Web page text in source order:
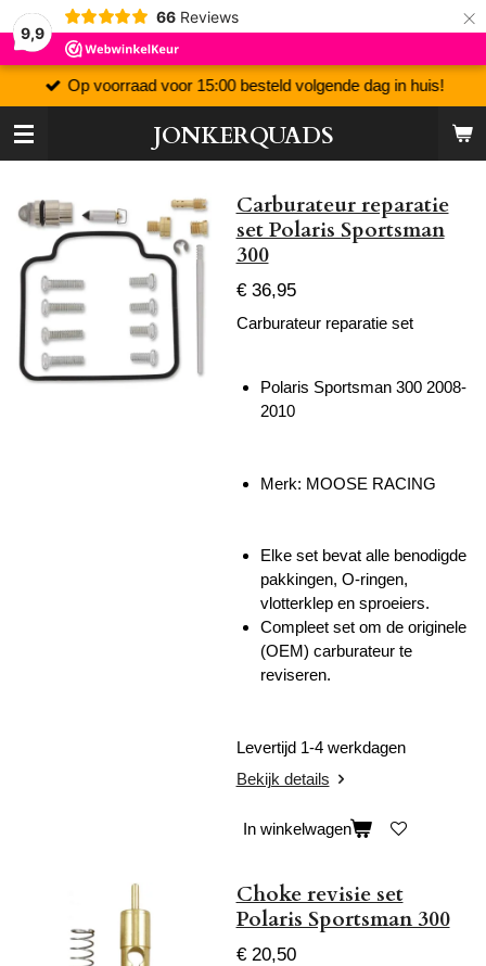
9,9
66 Reviews ×
JONKERQUADS
Op voorraad voor 15:00 besteld volgende dag in huis!
Carburateur reparatie
set Polaris Sportsman
300
€ 36,95
Carburateur reparatie set
Polaris Sportsman 300 2008-
2010
Merk: MOOSE RACING
Elke set bevat alle benodigde
pakkingen, O-ringen,
vlotterklep en sproeiers.
Compleet set om de originele
(OEM) carburateur te
reviseren.
Levertijd 1-4 werkdagen
Bekijk details
In winkelwagen
Choke revisie set
Polaris Sportsman 300
€ 20,50